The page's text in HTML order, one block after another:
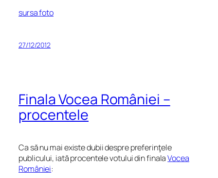
sursa foto
27/12/2012
Finala Vocea României –
procentele
Ca să nu mai existe dubii despre preferinţele
publicului, iată procentele votului din finalaVocea
României: